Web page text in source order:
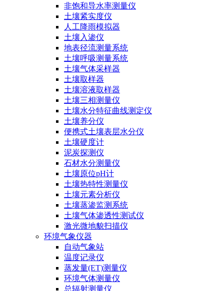
非饱和导水率测量仪
土壤紧实度仪
人工降雨模拟器
土壤入渗仪
地表径流测量系统
土壤呼吸测量系统
土壤气体采样器
土壤取样器
土壤溶液取样器
土壤三相测量仪
土壤水分特征曲线测定仪
土壤养分仪
便携式土壤表层水分仪
土壤硬度计
泥炭探测仪
石材水分测量仪
土壤原位pH计
土壤热特性测量仪
土壤元素分析仪
土壤蒸渗监测系统
土壤气体渗透性测试仪
激光微地貌扫描仪
环境气象仪器
自动气象站
温度记录仪
蒸发量(ET)测量仪
环境气体测量仪
总辐射测量仪